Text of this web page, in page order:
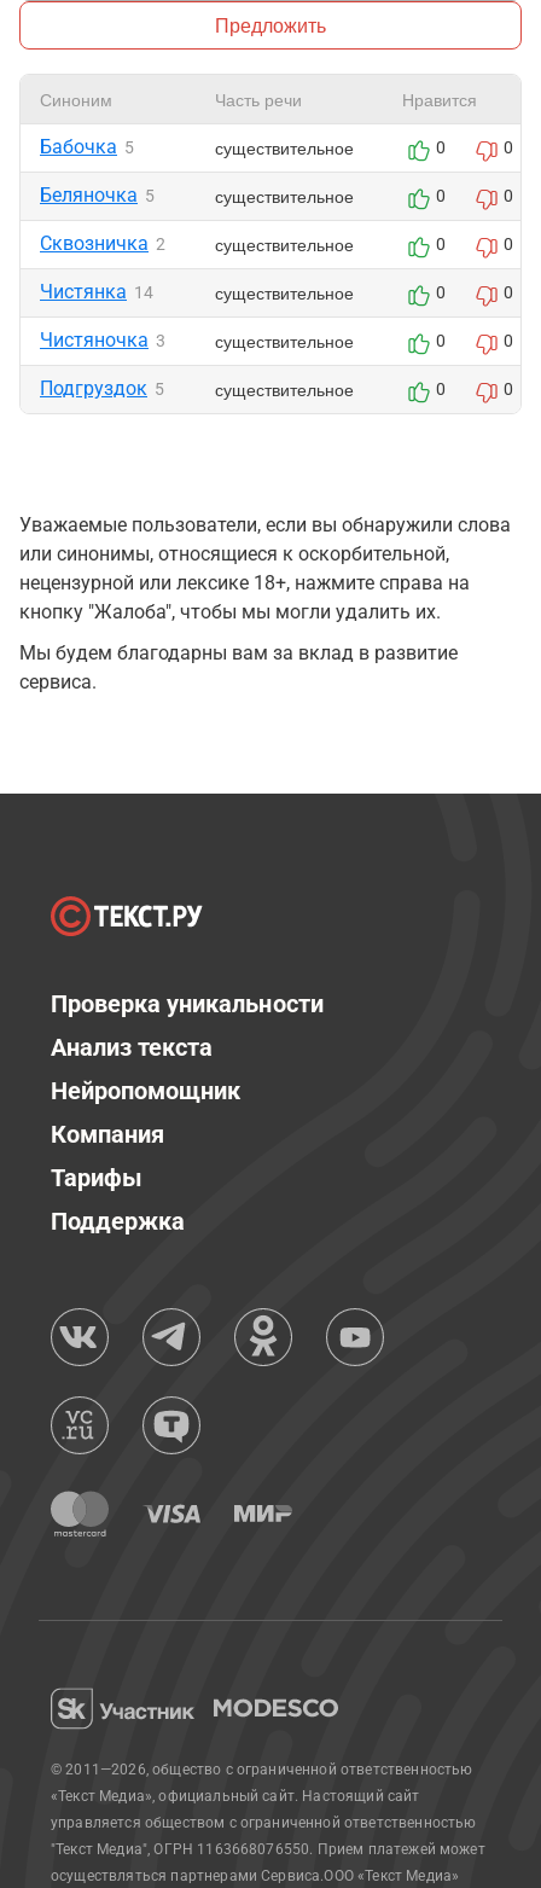
Предложить
Синоним Часть речи Нравится
Бабочка 5 существительное 0 0
Беляночка 5 существительное 0 0
Сквозничка 2 существительное 0 0
Чистянка 14 существительное 0 0
Чистяночка 3 существительное 0 0
Подгруздок 5 существительное 0 0
Уважаемые пользователи, если вы обнаружили слова
или синонимы, относящиеся к оскорбительной,
нецензурной или лексике 18+, нажмите справа на
кнопку "Жалоба", чтобы мы могли удалить их.
Мы будем благодарны вам за вклад в развитие
сервиса.
Проверка уникальности
Анализ текста
Нейропомощник
Компания
Тарифы
Поддержка
© 2011—2026, общество с ограниченной ответственностью
«Текст Медиа», официальный сайт. Настоящий сайт
управляется обществом с ограниченной ответственностью
"Текст Медиа", ОГРН 1163668076550. Прием платежей может
осуществляться партнерами Сервиса.ООО «Текст Медиа»